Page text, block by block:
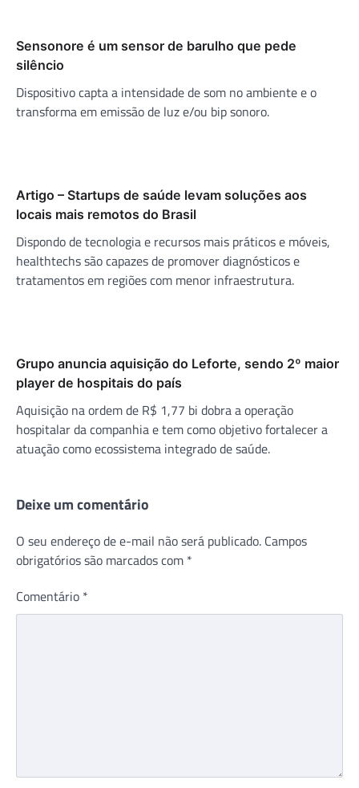
Sensonore é um sensor de barulho que pede
silêncio
Dispositivo capta a intensidade de som no ambiente e o
transforma em emissão de luz e/ou bip sonoro.
Artigo – Startups de saúde levam soluções aos
locais mais remotos do Brasil
Dispondo de tecnologia e recursos mais práticos e móveis,
healthtechs são capazes de promover diagnósticos e
tratamentos em regiões com menor infraestrutura.
Grupo anuncia aquisição do Leforte, sendo 2º maior
player de hospitais do país
Aquisição na ordem de R$ 1,77 bi dobra a operação
hospitalar da companhia e tem como objetivo fortalecer a
atuação como ecossistema integrado de saúde.
Deixe um comentário
O seu endereço de e-mail não será publicado. Campos
obrigatórios são marcados com *
Comentário *